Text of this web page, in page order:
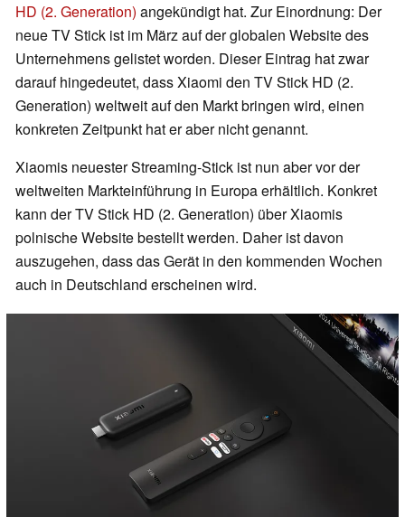
HD (2. Generation) angekündigt hat. Zur Einordnung: Der
neue TV Stick ist im März auf der globalen Website des
Unternehmens gelistet worden. Dieser Eintrag hat zwar
darauf hingedeutet, dass Xiaomi den TV Stick HD (2.
Generation) weltweit auf den Markt bringen wird, einen
konkreten Zeitpunkt hat er aber nicht genannt.
Xiaomis neuester Streaming-Stick ist nun aber vor der
weltweiten Markteinführung in Europa erhältlich. Konkret
kann der TV Stick HD (2. Generation) über Xiaomis
polnische Website bestellt werden. Daher ist davon
auszugehen, dass das Gerät in den kommenden Wochen
auch in Deutschland erscheinen wird.